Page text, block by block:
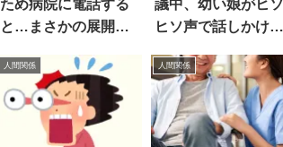
ため病院に電話する
と…まさかの展開に
議中、幼い娘がヒソ
ヒソ声で話しかけて
人間関係 人間関係